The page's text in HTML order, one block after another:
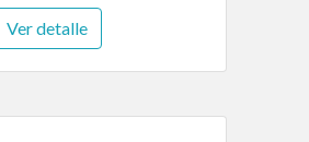
Ver detalle